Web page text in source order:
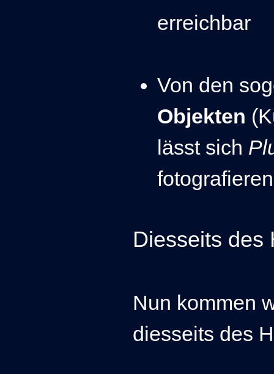
erreichbar
Von den
Objekten
lässt sich
fotografieren
Diesseits des
Nun kommen
diesseits des